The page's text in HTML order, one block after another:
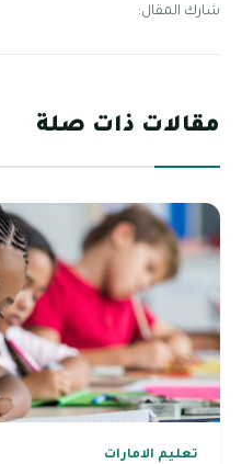
شارك المقال:
مقالات ذات صلة
تعليم الامارات